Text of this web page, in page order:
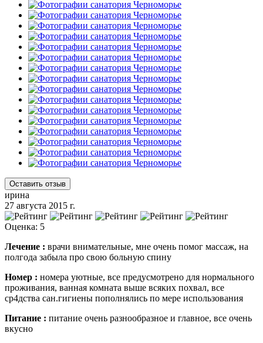
Оставить отзыв
ирина
27 августа 2015 г.
Оценка: 5
Лечение : врачи внимательные, мне очень помог массаж, на
полгода забыла про свою больную спину
Номер : номера уютные, все предусмотрено для нормального
проживания, ванная комната выше всяких похвал, все
ср4дства сан.гигиены пополнялись по мере использования
Питание : питание очень разнообразное и главное, все очень
вкусно